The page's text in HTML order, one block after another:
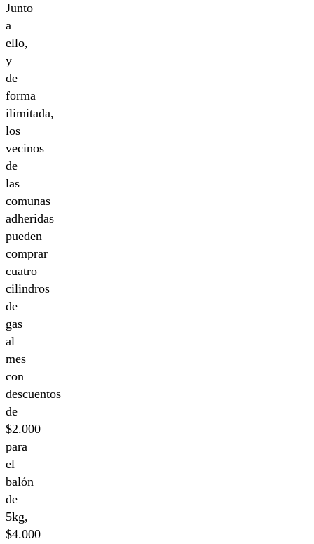
Junto
a
ello,
y
de
forma
ilimitada,
los
vecinos
de
las
comunas
adheridas
pueden
comprar
cuatro
cilindros
de
gas
al
mes
con
descuentos
de
$2.000
para
el
balón
de
5kg,
$4.000